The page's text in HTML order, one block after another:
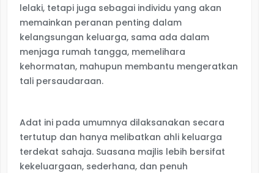
lelaki, tetapi juga sebagai individu yang akan
memainkan peranan penting dalam
kelangsungan keluarga, sama ada dalam
menjaga rumah tangga, memelihara
kehormatan, mahupun membantu mengeratkan
tali persaudaraan.
Adat ini pada umumnya dilaksanakan secara
tertutup dan hanya melibatkan ahli keluarga
terdekat sahaja. Suasana majlis lebih bersifat
kekeluargaan, sederhana, dan penuh